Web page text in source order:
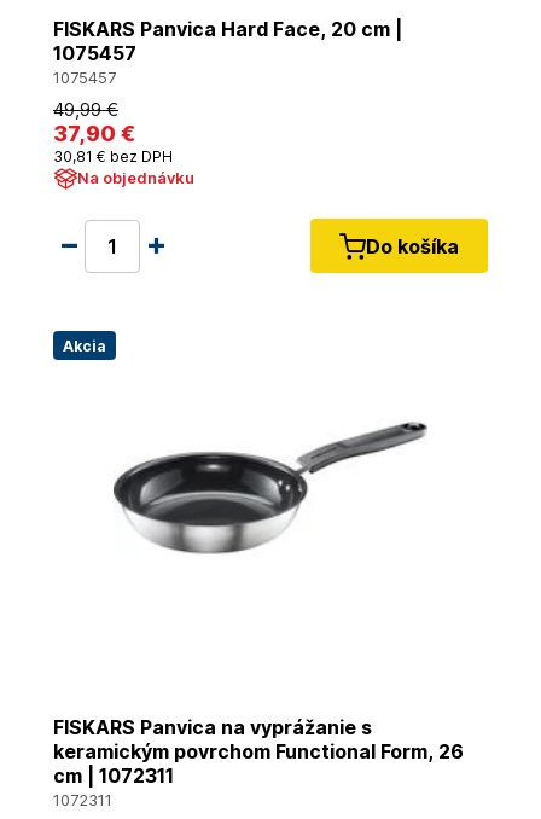
FISKARS Panvica Hard Face, 20 cm |
1075457
1075457
49,99 €
37,90 €
30,81 € bez DPH
Na objednávku
Do košíka
Akcia
FISKARS Panvica na vyprážanie s
keramickým povrchom Functional Form, 26
cm | 1072311
1072311